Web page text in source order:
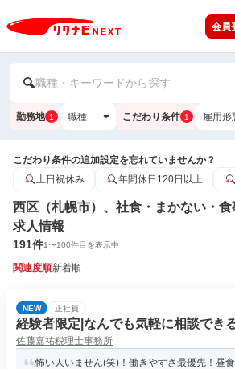
会員
職種・キーワードから探す
勤務地 1 職種 こだわり条件 1 雇用形
こだわり条件の追加設定を忘れていませんか？
土日祝休み
年間休日120日以上
西区（札幌市）、社食・まかない・食
求人情報
191件1〜100件目を表示中
関連度順新着順
NEW 正社員
経験者限定|なんでも気軽に相談でき
佐藤嘉祐税理士事務所
怖い人いません(笑)！働きやすさ最優先！昼